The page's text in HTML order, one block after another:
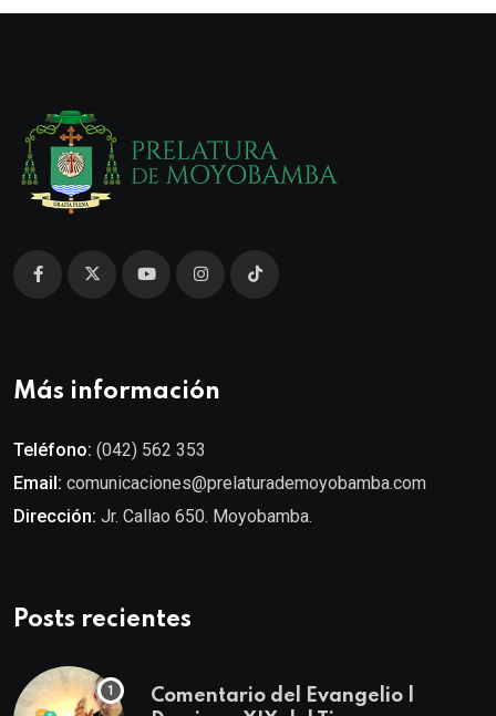
Más información
Teléfono: (042) 562 353
Email: comunicaciones@prelaturademoyobamba.com
Dirección: Jr. Callao 650. Moyobamba.
Posts recientes
Comentario del Evangelio |